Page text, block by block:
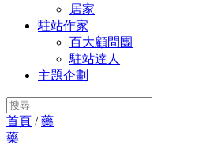
居家
駐站作家
百大顧問團
駐站達人
主題企劃
首頁 /藥
藥